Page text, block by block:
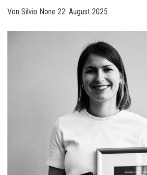
Von Silvio None 22. August 2025